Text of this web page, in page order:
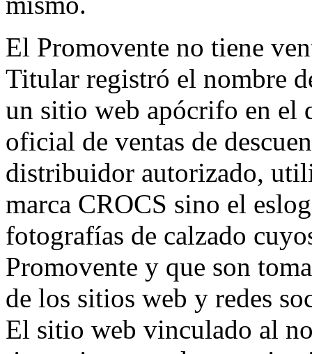
El Promovente no tiene
Titular registró el nombre
un sitio web apócrifo en el
oficial de ventas de
distribuidor autorizado,
marca CROCS sino el
fotografías de calzado
Promovente y que son
de los sitios web y redes
El sitio web vinculado al